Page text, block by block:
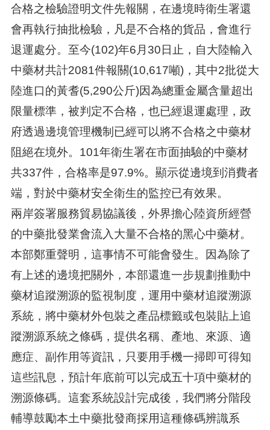
合格之檢驗證明文件先報關，在邊境時衛生署還
會再執行抽批檢驗，凡是不合格的貨品，會進行
退運處分。至今(102)年6月30日止，自大陸輸入
中藥材共計2081件報關(10,617噸)，其中2批從大
陸進口的黃耆(5,290公斤)因為總重金屬含量超出
限量標準，被判定不合格，也已經退運處理，政
府透過邊境管理機制已經可以將不合格之中藥材
阻絕在境外。101年衛生署在市面抽驗的中藥材
共337件，合格率是97.9%。顯示從邊境到消費者
端，對於中藥材安全衛生的監控已有效果。
兩岸簽署服務貿易協議後，外界擔心陸資所經營
的中藥批發業會流入大量不合格的黑心中藥材。
本部鄭重聲明，這事情不可能會發生。因為除了
有上述的邊境把關外，本部還進一步規劃推動中
藥材追蹤溯源的監視制度，運用中藥材追蹤溯源
系統，將中藥材外包裝之產品標籤或包裝貼上追
蹤溯源系統之條碼，提供名稱、產地、來源、適
應症、副作用等資訊，只要用手機一掃即可得知
這些訊息，預計年底前可以完成五十項中藥材的
溯源條碼。這套系統設計完成後，我們將分階段
輔導鼓勵本土中藥批發商採用這種條碼辨識系